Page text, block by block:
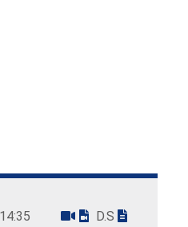
D.S